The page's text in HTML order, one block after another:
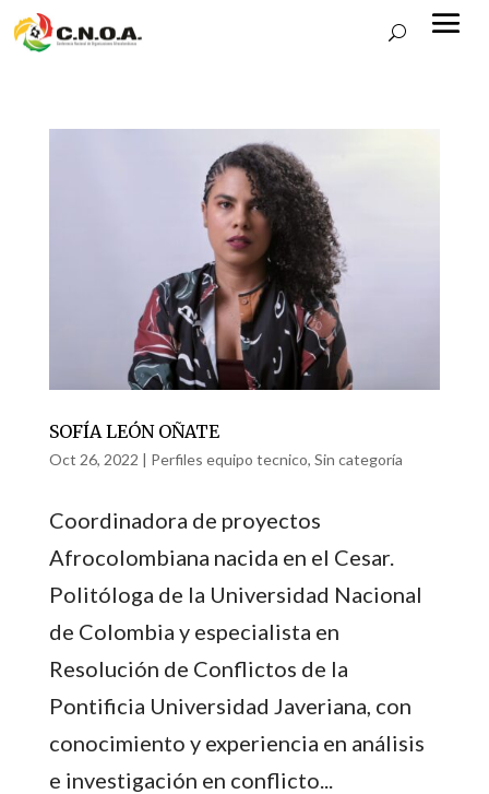
SOFÍA LEÓN OÑATE
Oct 26, 2022 | Perfiles equipo tecnico, Sin categoría
Coordinadora de proyectos
Afrocolombiana nacida en el Cesar.
Politóloga de la Universidad Nacional
de Colombia y especialista en
Resolución de Conflictos de la
Pontificia Universidad Javeriana, con
conocimiento y experiencia en análisis
e investigación en conflicto...